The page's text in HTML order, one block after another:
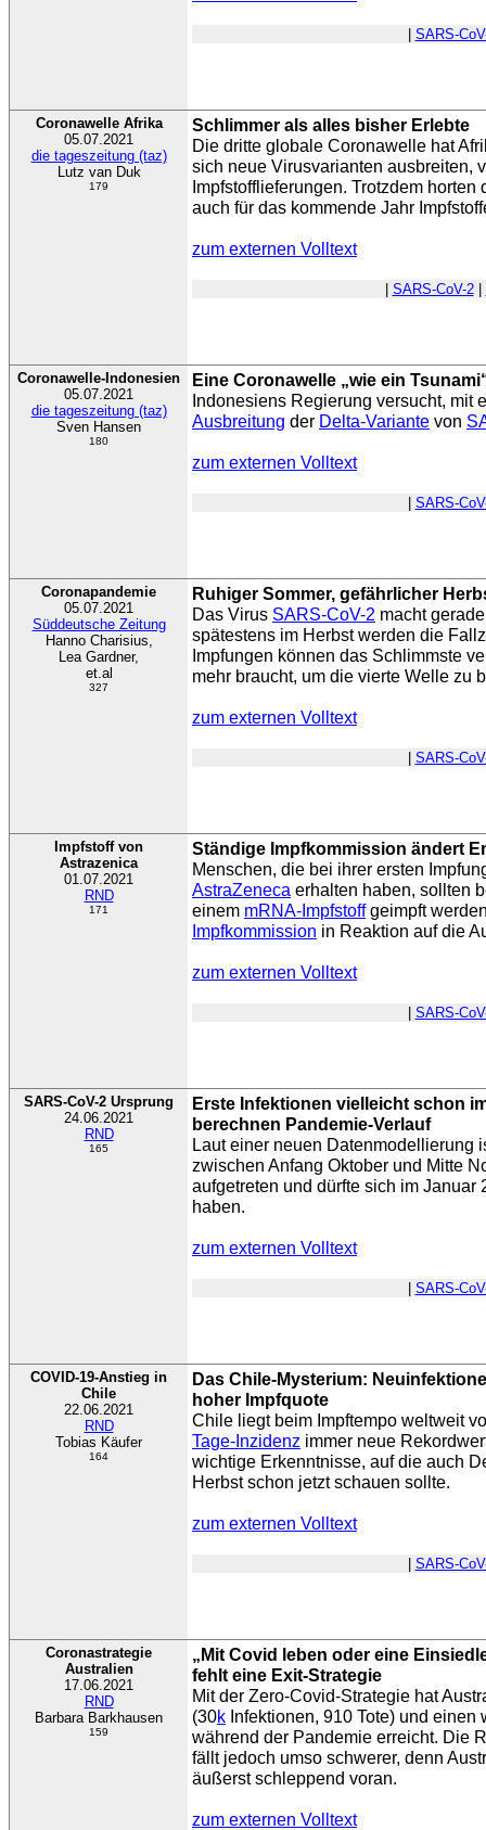
SARS-
Coronawelle Afrika
05.07.2021
die tageszeitung (taz)
Lutz van Duk
179
Schlimmer als alles bisher Erlebte
Die dritte globale Coronawelle hat
sich neue Virusvarianten ausbreiten,
Impfstofflieferungen. Trotzdem
auch für das kommende Jahr
zum externen Volltext
SARS-CoV-2|
Coronawelle-Indonesien
05.07.2021
die tageszeitung (taz)
Sven Hansen
180
Eine Coronawelle „wie ein
Indonesiens Regierung versucht, mit
Ausbreitung der Delta-Variante von
zum externen Volltext
SARS-
Coronapandemie
05.07.2021
Süddeutsche Zeitung
Hanno Charisius,
Lea Gardner,
et.al
327
Ruhiger Sommer, gefährlicher
Das Virus SARS-CoV-2 macht
spätestens im Herbst werden die
Impfungen können das Schlimmste
mehr braucht, um die vierte Welle zu
zum externen Volltext
SARS-
Impfstoff von
Astrazenica
01.07.2021
RND
171
Ständige Impfkommission ändert
Menschen, die bei ihrer ersten
AstraZeneca erhalten haben, sollten
einem mRNA-Impfstoffgeimpft
Impfkommission in Reaktion auf die
zum externen Volltext
SARS-
SARS-CoV-2 Ursprung
24.06.2021
RND
165
Erste Infektionen vielleicht schon
berechnen Pandemie-Verlauf
Laut einer neuen Datenmodellierung
zwischen Anfang Oktober und Mitte
aufgetreten und dürfte sich im
haben.
zum externen Volltext
SARS-
COVID-19-Anstieg in
Chile
22.06.2021
RND
Tobias Käufer
164
Das Chile-Mysterium:
hoher Impfquote
Chile liegt beim Impftempo weltweit
Tage-Inzidenz immer neue
wichtige Erkenntnisse, auf die auch
Herbst schon jetzt schauen sollte.
zum externen Volltext
SARS-
Coronastrategie
Australien
17.06.2021
RND
Barbara Barkhausen
159
„Mit Covid leben oder eine
fehlt eine Exit-Strategie
Mit der Zero-Covid-Strategie hat
(30k Infektionen, 910 Tote) und
während der Pandemie erreicht. Die
fällt jedoch umso schwerer, denn
äußerst schleppend voran.
zum externen Volltext